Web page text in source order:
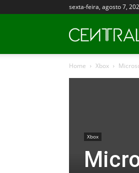
sexta-feira, agosto 7,
Home Xbox
Xbox